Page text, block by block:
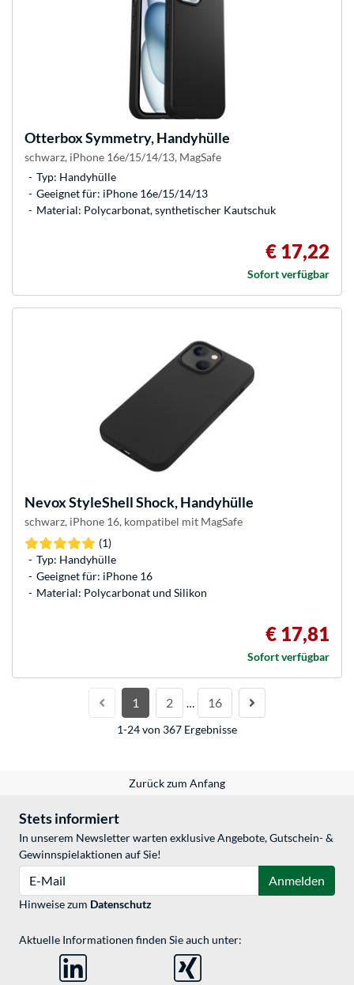
OtterboxSymmetry, Handyhülle
schwarz, iPhone 16e/15/14/13, MagSafe
Typ: Handyhülle
Geeignet für: iPhone 16e/15/14/13
Material: Polycarbonat, synthetischer Kautschuk
€ 17,22
Sofort verfügbar
NevoxStyleShell Shock, Handyhülle
schwarz, iPhone 16, kompatibel mit MagSafe
(1)
Typ: Handyhülle
Geeignet für: iPhone 16
Material: Polycarbonat und Silikon
€ 17,81
Sofort verfügbar
1 2 … 16
1-24 von 367 Ergebnisse
Zurück zum Anfang
Stets informiert
In unserem Newsletter warten exklusive Angebote, Gutschein- &
Gewinnspielaktionen auf Sie!
Anmelden
Hinweise zum Datenschutz
Aktuelle Informationen finden Sie auch unter: